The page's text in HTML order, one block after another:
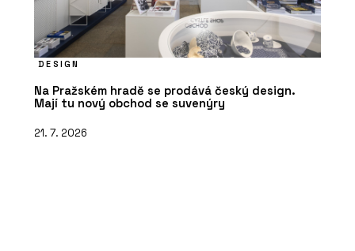
DESIGN
Na Pražském hradě se prodává český design.
Mají tu nový obchod se suvenýry
21. 7. 2026